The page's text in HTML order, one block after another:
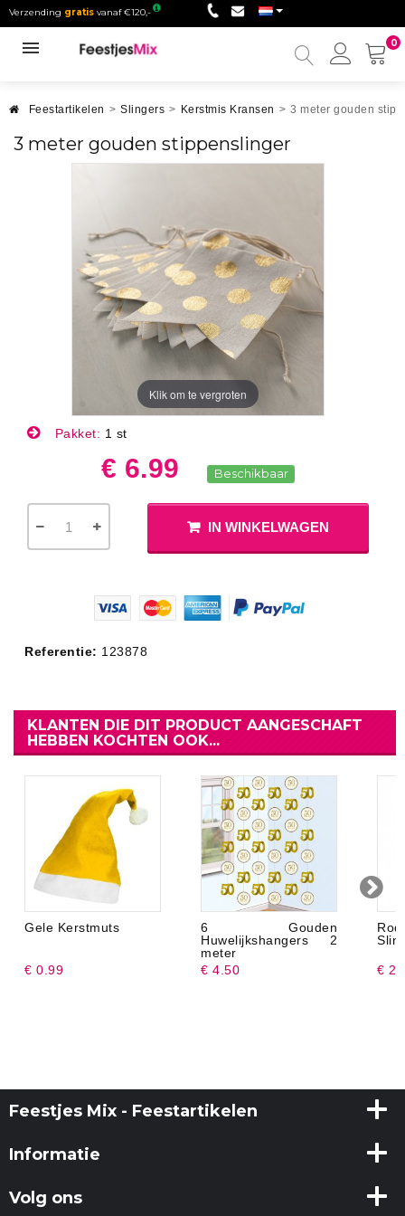
Verzending gratis vanaf €120,-
0
Mijn
Feestartikelen > Slingers > Kerstmis Kransen > 3 meter gouden
3 meter gouden stippenslinger
Klik om te vergroten
Pakket: 1 st
€ 6.99 Beschikbaar
IN WINKELWAGEN
Referentie: 123878
KLANTEN DIE DIT PRODUCT AANGESCHAFT
HEBBEN KOCHTEN OOK...
Gele Kerstmuts
€ 0.99
6 Gouden
Huwelijkshangers 2
meter
€ 4.50
€
Feestjes Mix - Feestartikelen
Informatie
Volg ons